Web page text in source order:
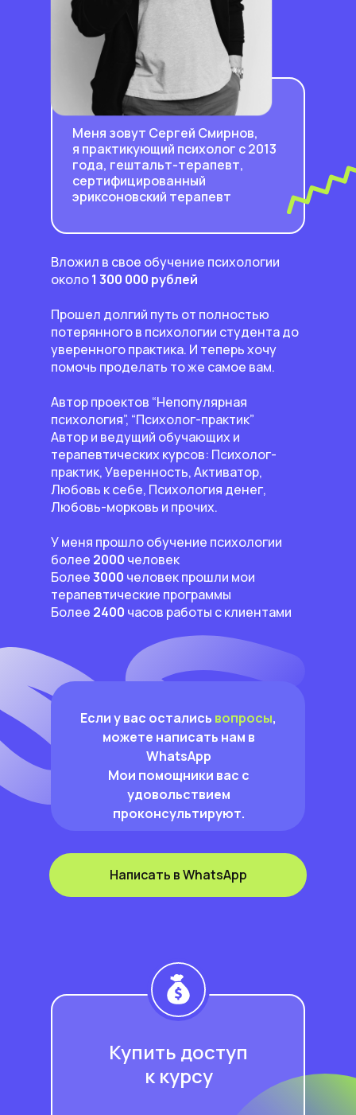
Меня зовут Сергей Смирнов,
я практикующий психолог с 2013
года, гештальт-терапевт,
сертифицированный
эриксоновский терапевт
Вложил в свое обучение психологии
около1 300 000 рублей
Прошел долгий путь от полностью
потерянного в психологии студента до
уверенного практика. И теперь хочу
помочь проделать то же самое вам.
Автор проектов “Непопулярная
психология”, “Психолог-практик”
Автор и ведущий обучающих и
терапевтических курсов: Психолог-
практик, Уверенность, Активатор,
Любовь к себе, Психология денег,
Любовь-морковь и прочих.
У меня прошло обучение психологии
более 2000 человек
Более3000 человек прошли мои
терапевтические программы
Более 2400 часов работы с клиентами
Если у вас остались вопросы,
можете написать нам в
WhatsApp
Мои помощники вас с
удовольствием
проконсультируют.
Написать в WhatsApp
Купить доступ
к курсу